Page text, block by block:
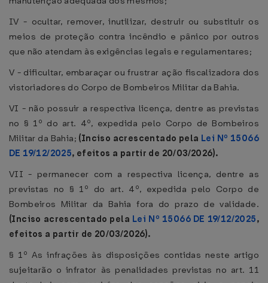
IV - ocultar, remover, inutilizar, destruir ou substituir os
meios de proteção contra incêndio e pânico por outros
que não atendam às exigências legais e regulamentares;
V - dificultar, embaraçar ou frustrar ação fiscalizadora dos
vistoriadores do Corpo de Bombeiros Militar da Bahia.
VI - não possuir a respectiva licença, dentre as previstas
no § 1º do art. 4º, expedida pelo Corpo de Bombeiros
Militar da Bahia; (Inciso acrescentado pela Lei Nº 15066
DE 19/12/2025, efeitos a partir de 20/03/2026).
VII - permanecer com a respectiva licença, dentre as
previstas no § 1º do art. 4º, expedida pelo Corpo de
Bombeiros Militar da Bahia fora do prazo de validade.
(Inciso acrescentado pela Lei Nº 15066 DE 19/12/2025,
efeitos a partir de 20/03/2026).
§ 1º As infrações às disposições contidas neste artigo
sujeitarão o infrator às penalidades previstas no art. 11